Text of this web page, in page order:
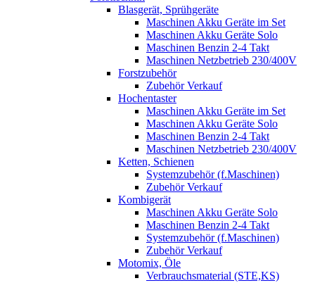
Blasgerät, Sprühgeräte
Maschinen Akku Geräte im Set
Maschinen Akku Geräte Solo
Maschinen Benzin 2-4 Takt
Maschinen Netzbetrieb 230/400V
Forstzubehör
Zubehör Verkauf
Hochentaster
Maschinen Akku Geräte im Set
Maschinen Akku Geräte Solo
Maschinen Benzin 2-4 Takt
Maschinen Netzbetrieb 230/400V
Ketten, Schienen
Systemzubehör (f.Maschinen)
Zubehör Verkauf
Kombigerät
Maschinen Akku Geräte Solo
Maschinen Benzin 2-4 Takt
Systemzubehör (f.Maschinen)
Zubehör Verkauf
Motomix, Öle
Verbrauchsmaterial (STE,KS)